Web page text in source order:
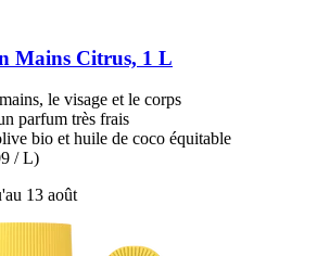
Mains Citrus, 1 L
le visage et le corps
parfum très frais
bio et huile de coco équitable
/ L)
13 août